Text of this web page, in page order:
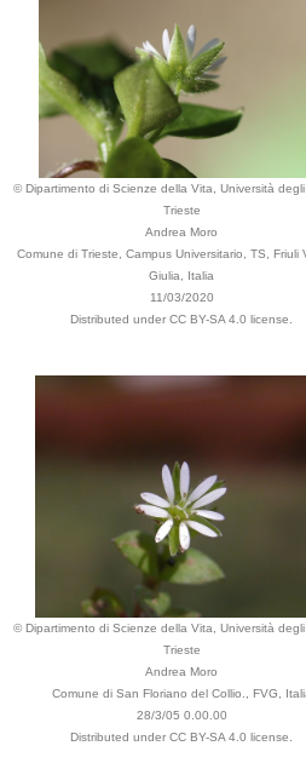
© Dipartimento di Scienze della Vita, Università
Trieste
Andrea Moro
Comune di Trieste, Campus Universitario, TS, Friuli
Giulia, Italia
11/03/2020
Distributed under CC BY-SA 4.0 license.
© Dipartimento di Scienze della Vita, Università
Trieste
Andrea Moro
Comune di San Floriano del Collio., FVG,
28/3/05 0.00.00
Distributed under CC BY-SA 4.0 license.